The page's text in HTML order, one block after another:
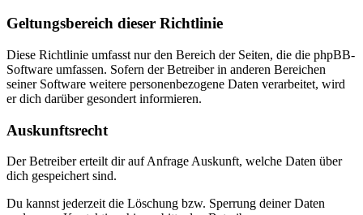
Geltungsbereich dieser Richtlinie
Diese Richtlinie umfasst nur den Bereich der Seiten, die die phpBB-
Software umfassen. Sofern der Betreiber in anderen Bereichen
seiner Software weitere personenbezogene Daten verarbeitet, wird
er dich darüber gesondert informieren.
Auskunftsrecht
Der Betreiber erteilt dir auf Anfrage Auskunft, welche Daten über
dich gespeichert sind.
Du kannst jederzeit die Löschung bzw. Sperrung deiner Daten